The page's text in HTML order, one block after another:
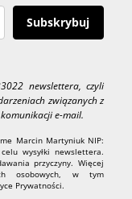
Subskrybuj
newslettera, czyli
związanych z
e-mail.
Marcin Martyniuk NIP:
wysyłki newslettera.
przyczyny. Więcej
osobowych, w tym
Prywatności.